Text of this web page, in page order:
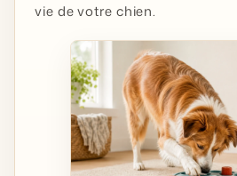
vie de votre chien.